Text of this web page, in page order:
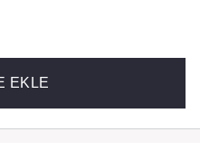
EKLE